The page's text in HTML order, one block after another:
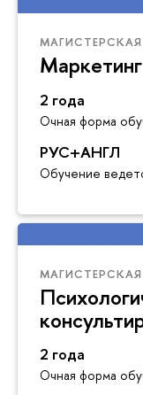
Маркетинг
2 года
Очная форма
РУС+АНГЛ
Обучение
2 года
Очная форма